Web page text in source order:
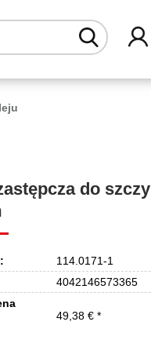
do
114.0171-1
4042146573365
49,38 € *